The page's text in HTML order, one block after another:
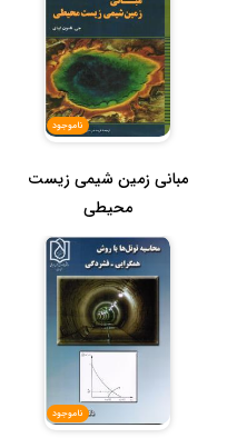
ناموجود
مبانی زمین شیمی زیست
محیطی
ناموجود